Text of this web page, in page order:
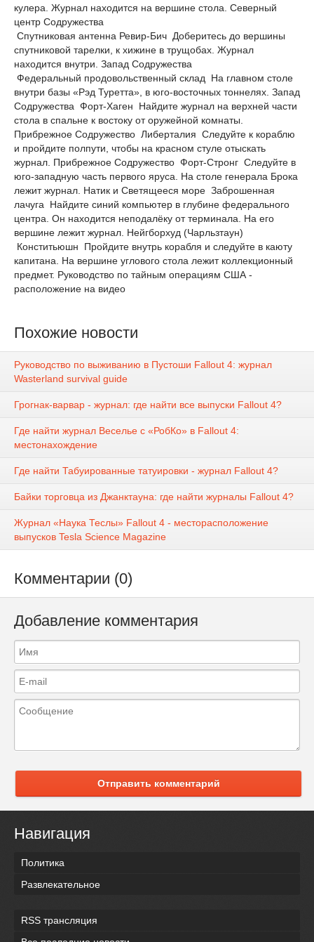
кулера. Журнал находится на вершине стола. Северный
центр Содружества
Спутниковая антенна Ревир-Бич Доберитесь до вершины
спутниковой тарелки, к хижине в трущобах. Журнал
находится внутри. Запад Содружества
Федеральный продовольственный склад На главном столе
внутри базы «Рэд Туретта», в юго-восточных тоннелях. Запад
Содружества Форт-Хаген Найдите журнал на верхней части
стола в спальне к востоку от оружейной комнаты.
Прибрежное Содружество Либерталия Следуйте к кораблю
и пройдите полпути, чтобы на красном стуле отыскать
журнал. Прибрежное Содружество Форт-Стронг Следуйте в
юго-западную часть первого яруса. На столе генерала Брока
лежит журнал. Натик и Светящееся море Заброшенная
лачуга Найдите синий компьютер в глубине федерального
центра. Он находится неподалёку от терминала. На его
вершине лежит журнал. Нейгборхуд (Чарльзтаун)
Конститьюшн Пройдите внутрь корабля и следуйте в каюту
капитана. На вершине углового стола лежит коллекционный
предмет. Руководство по тайным операциям США -
расположение на видео
Похожие новости
Руководство по выживанию в Пустоши Fallout 4: журнал
Wasterland survival guide
Грогнак-варвар - журнал: где найти все выпуски Fallout 4?
Где найти журнал Веселье с «РобКо» в Fallout 4:
местонахождение
Где найти Табуированные татуировки - журнал Fallout 4?
Байки торговца из Джанктауна: где найти журналы Fallout 4?
Журнал «Наука Теслы» Fallout 4 - месторасположение
выпусков Tesla Science Magazine
Комментарии (0)
Добавление комментария
Отправить комментарий
Навигация
Политика
Развлекательное
RSS трансляция